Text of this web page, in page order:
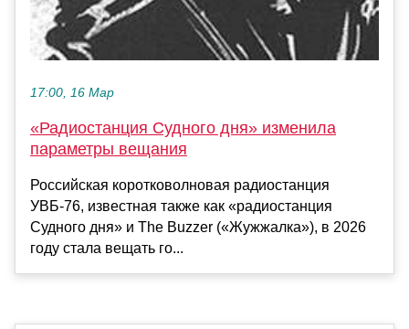
17:00, 16 Мар
«Радиостанция Судного дня» изменила
параметры вещания
Российская коротковолновая радиостанция
УВБ-76, известная также как «радиостанция
Судного дня» и The Buzzer («Жужжалка»), в 2026
году стала вещать го...